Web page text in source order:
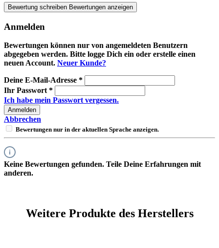
Bewertung schreiben Bewertungen anzeigen
Anmelden
Bewertungen können nur von angemeldeten Benutzern
abgegeben werden. Bitte logge Dich ein oder erstelle einen
neuen Account. Neuer Kunde?
Deine E-Mail-Adresse *
Ihr Passwort *
Ich habe mein Passwort vergessen.
Anmelden
Abbrechen
Bewertungen nur in der aktuellen Sprache anzeigen.
Keine Bewertungen gefunden. Teile Deine Erfahrungen mit
anderen.
Weitere Produkte des Herstellers